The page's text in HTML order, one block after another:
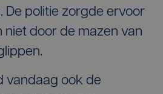
De politie zorgde ervoor
door de mazen van
vandaag ook de